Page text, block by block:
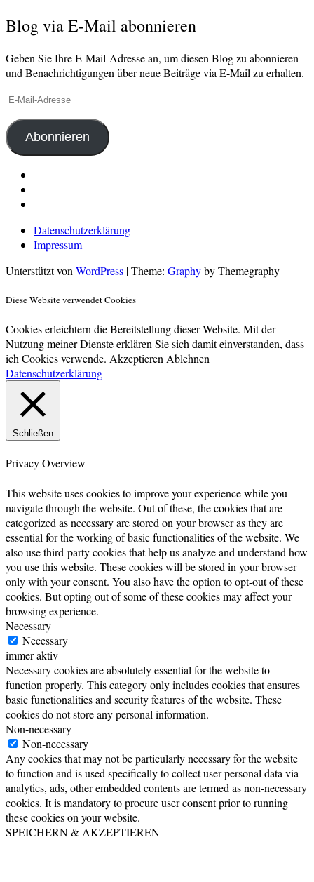
Blog via E-Mail abonnieren
Geben Sie Ihre E-Mail-Adresse an, um diesen Blog zu abonnieren
und Benachrichtigungen über neue Beiträge via E-Mail zu erhalten.
E-
Adresse
Abonnieren
Datenschutzerklärung
Impressum
Unterstützt von WordPress |Theme: Graphyby Themegraphy
Diese Website verwendet Cookies
Cookies erleichtern die Bereitstellung dieser Website. Mit der
Nutzung meiner Dienste erklären Sie sich damit einverstanden, dass
ich Cookies verwende. AkzeptierenAblehnen
Datenschutzerklärung
Schließen
Privacy Overview
This website uses cookies to improve your experience while you
navigate through the website. Out of these, the cookies that are
categorized as necessary are stored on your browser as they are
essential for the working of basic functionalities of the website. We
also use third-party cookies that help us analyze and understand how
you use this website. These cookies will be stored in your browser
only with your consent. You also have the option to opt-out of these
cookies. But opting out of some of these cookies may affect your
browsing experience.
Necessary
Necessary
immer aktiv
Necessary cookies are absolutely essential for the website to
function properly. This category only includes cookies that ensures
basic functionalities and security features of the website. These
cookies do not store any personal information.
Non-necessary
Non-necessary
Any cookies that may not be particularly necessary for the website
to function and is used specifically to collect user personal data via
analytics, ads, other embedded contents are termed as non-necessary
cookies. It is mandatory to procure user consent prior to running
these cookies on your website.
SPEICHERN & AKZEPTIEREN